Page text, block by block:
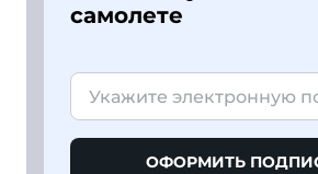
самолете
ОФОРМИТЬ